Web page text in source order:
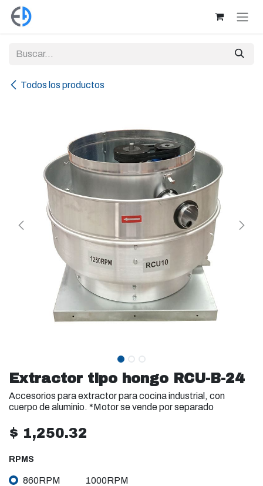
Ir al contenido
Todos los productos
Extractor tipo hongo RCU-B-24
Accesorios para extractor para cocina industrial, con
cuerpo de aluminio. *Motor se vende por separado
$ 1,250.32
RPMS
860RPM 1000RPM